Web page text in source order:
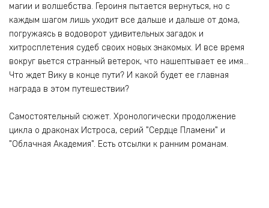
магии и волшебства. Героиня пытается вернуться, но с
каждым шагом лишь уходит все дальше и дальше от дома,
погружаясь в водоворот удивительных загадок и
хитросплетения судеб своих новых знакомых. И все время
вокруг вьется странный ветерок, что нашептывает ее имя…
Что ждет Вику в конце пути? И какой будет ее главная
награда в этом путешествии?
Самостоятельный сюжет. Хронологически продолжение
цикла о драконах Истроса, серий "Сердце Пламени" и
"Облачная Академия". Есть отсылки к ранним романам.